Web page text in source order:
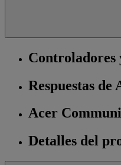
Controladores
Respuestas de
Acer
Detalles del